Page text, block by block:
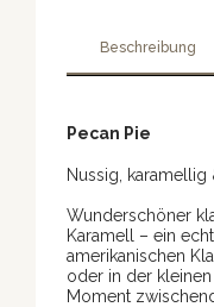
Beschreibung
Pecan Pie
Nussig, karamellig
Wunderschöner
Karamell – ein
amerikanischen
oder in der
Moment